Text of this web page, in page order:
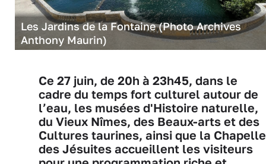
Les Jardins de la Fontaine (Photo Archives
Anthony Maurin)
Ce 27 juin, de 20h à 23h45, dans le
cadre du temps fort culturel autour de
l’eau, les musées d'Histoire naturelle,
du Vieux Nîmes, des Beaux-arts et des
Cultures taurines, ainsi que la Chapelle
des Jésuites accueillent les visiteurs